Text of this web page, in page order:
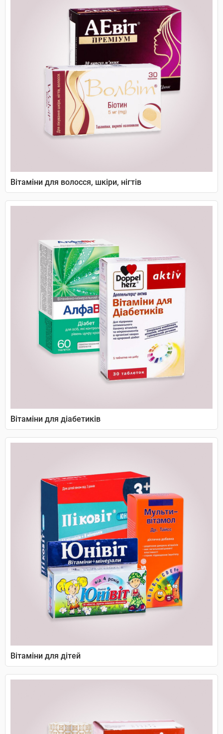
Вітаміни для волосся, шкіри, нігтів
Вітаміни для діабетиків
Вітаміни для дітей